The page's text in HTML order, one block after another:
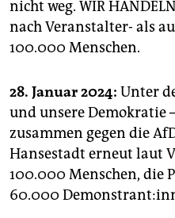
nicht weg. WIR
nach Veranstalter- als
100.000 Menschen.
28. Januar 2024: Unter
und unsere Demokratie
zusammen gegen die
Hansestadt erneut laut
100.000 Menschen, die
60.000